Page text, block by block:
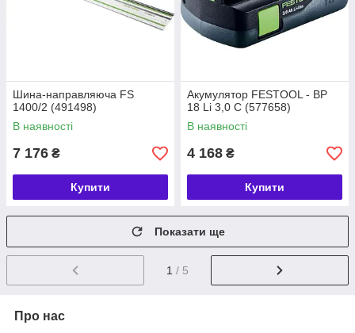
Шина-направляюча FS
1400/2 (491498)
В наявності
7 176 ₴
Купити
Акумулятор FESTOOL - BP
18 Li 3,0 C (577658)
В наявності
4 168 ₴
Купити
Показати ще
1 / 5
Про нас